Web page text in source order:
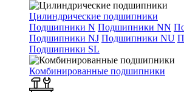
Цилиндрические подшипники
Подшипники N Подшипники NN
Подшипники NJ Подшипники NU
Подшипники SL
Комбинированные подшипники